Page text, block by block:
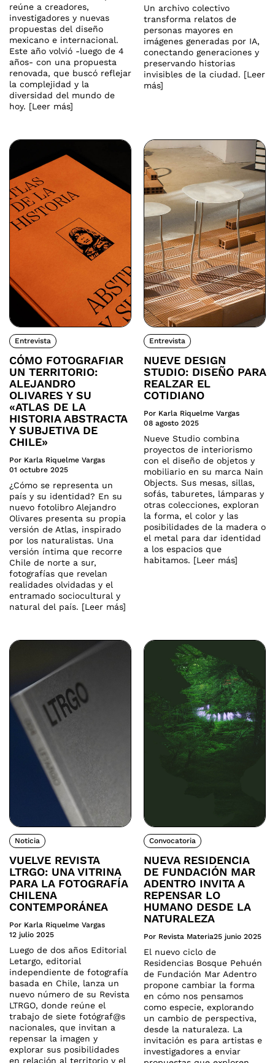
reúne a creadores,
investigadores y nuevas
propuestas del diseño
mexicano e internacional.
Este año volvió -luego de 4
años- con una propuesta
renovada, que buscó reflejar
la complejidad y la
diversidad del mundo de
hoy. [Leer más]
Un archivo colectivo
transforma relatos de
personas mayores en
imágenes generadas por IA,
conectando generaciones y
preservando historias
invisibles de la ciudad. [Leer
más]
Entrevista
CÓMO FOTOGRAFIAR
UN TERRITORIO:
ALEJANDRO
OLIVARES Y SU
«ATLAS DE LA
HISTORIA ABSTRACTA
Y SUBJETIVA DE
CHILE»
Por Karla Riquelme Vargas
01 octubre 2025
¿Cómo se representa un
país y su identidad? En su
nuevo fotolibro Alejandro
Olivares presenta su propia
versión de Atlas, inspirado
por los naturalistas. Una
versión íntima que recorre
Chile de norte a sur,
fotografías que revelan
realidades olvidadas y el
entramado sociocultural y
natural del país. [Leer más]
Entrevista
NUEVE DESIGN
STUDIO: DISEÑO PARA
REALZAR EL
COTIDIANO
Por Karla Riquelme Vargas
08 agosto 2025
Nueve Studio combina
proyectos de interiorismo
con el diseño de objetos y
mobiliario en su marca Nain
Objects. Sus mesas, sillas,
sofás, taburetes, lámparas y
otras colecciones, exploran
la forma, el color y las
posibilidades de la madera o
el metal para dar identidad
a los espacios que
habitamos. [Leer más]
Noticia
VUELVE REVISTA
LTRGO: UNA VITRINA
PARA LA FOTOGRAFÍA
CHILENA
CONTEMPORÁNEA
Por Karla Riquelme Vargas
12 julio 2025
Luego de dos años Editorial
Letargo, editorial
independiente de fotografía
basada en Chile, lanza un
nuevo número de su Revista
LTRGO, donde reúne el
trabajo de siete fotógraf@s
nacionales, que invitan a
repensar la imagen y
explorar sus posibilidades
en relación al territorio y el
Convocatoria
NUEVA RESIDENCIA
DE FUNDACIÓN MAR
ADENTRO INVITA A
REPENSAR LO
HUMANO DESDE LA
NATURALEZA
Por Revista Materia25 junio 2025
El nuevo ciclo de
Residencias Bosque Pehuén
de Fundación Mar Adentro
propone cambiar la forma
en cómo nos pensamos
como especie, explorando
un cambio de perspectiva,
desde la naturaleza. La
invitación es para artistas e
investigadores a enviar